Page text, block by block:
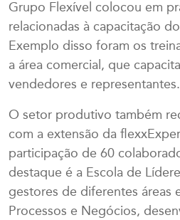
Grupo Flexível colocou em
relacionadas à capacitação
Exemplo disso foram os
a área comercial, que
vendedores e representantes.
O setor produtivo também
com a extensão da
participação de 60
destaque é a Escola de
gestores de diferentes áreas
Processos e Negócios,